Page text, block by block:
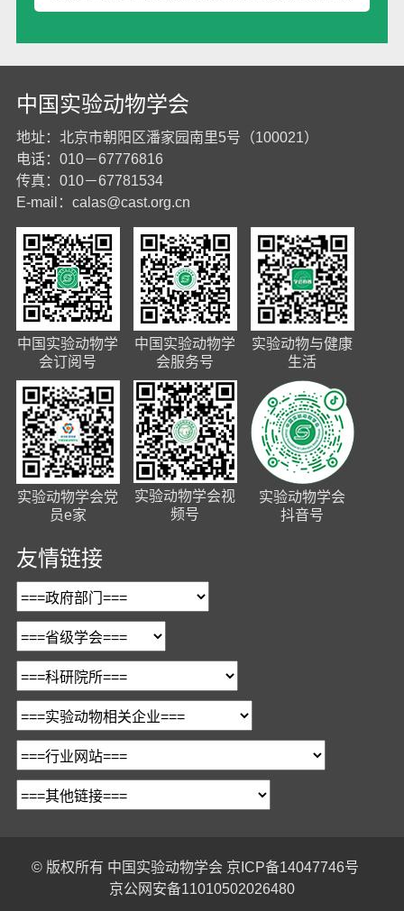
中国实验动物学会
地址：北京市朝阳区潘家园南里5号（100021）
电话：010－67776816
传真：010－67781534
E-mail： calas@cast.org.cn
中国实验动物学
会订阅号
中国实验动物学
会服务号
实验动物与健康
生活
实验动物学会党
员e家
实验动物学会视
频号
实验动物学会
抖音号
友情链接
© 版权所有 中国实验动物学会 京ICP备14047746号
京公网安备11010502026480